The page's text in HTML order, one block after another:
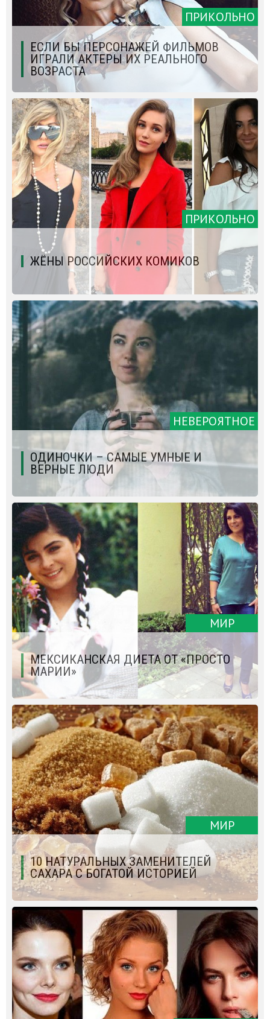
ПРИКОЛЬНО
ЕСЛИ БЫ ПЕРСОНАЖЕЙ ФИЛЬМОВ
ИГРАЛИ АКТЕРЫ ИХ РЕАЛЬНОГО
ВОЗРАСТА
ПРИКОЛЬНО
ЖЁНЫ РОССИЙСКИХ КОМИКОВ
НЕВЕРОЯТНОЕ
ОДИНОЧКИ – САМЫЕ УМНЫЕ И
ВЕРНЫЕ ЛЮДИ
МИР
МЕКСИКАНСКАЯ ДИЕТА ОТ «ПРОСТО
МАРИИ»
МИР
10 НАТУРАЛЬНЫХ ЗАМЕНИТЕЛЕЙ
САХАРА С БОГАТОЙ ИСТОРИЕЙ